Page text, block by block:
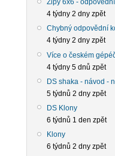
Zipy 6x6 -
4 týdny 2 dny zpět
Chybný odpovědní
4 týdny 2 dny zpět
Více o českém
4 týdny 5 dnů zpět
DS shaka - návod -
5 týdnů 2 dny zpět
DS Klony
6 týdnů 1 den zpět
Klony
6 týdnů 2 dny zpět